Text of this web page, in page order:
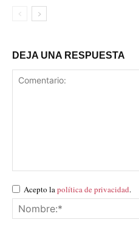
DEJA UNA RESPUESTA
Acepto lapolítica de privacidad.